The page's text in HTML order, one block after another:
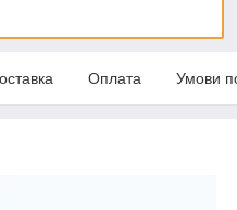
Оплата Умови